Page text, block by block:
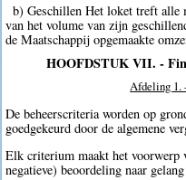
b) Geschillen Het loket treft alle
van het volume van zijn
de Maatschappij opgemaakte
HOOFDSTUK VII. -
Afdeling 1.
De beheerscriteria worden op
goedgekeurd door de algemene
Elk criterium maakt het voorwerp
negatieve) beoordeling naar